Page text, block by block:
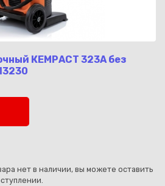
Каз
КЕМРАСТ 323А без
нет в наличии, вы можете оставить